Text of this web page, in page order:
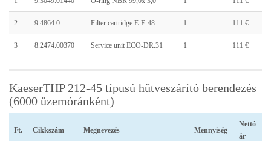
2 9.4864.0 Filter cartridge E-E-48 1 111 €
3 8.2474.00370 Service unit ECO-DR.31 1 111 €
KaeserTHP 212-45 típusú hűtveszárító berendezés
(6000 üzemóránként)
Ft. Cikkszám Megnevezés Mennyiség
Nettó
ár